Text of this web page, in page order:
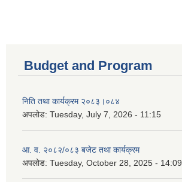
Budget and Program
निति तथा कार्यक्रम २०८३।०८४
अपलोड: Tuesday, July 7, 2026 - 11:15
आ. व. २०८२/०८३ बजेट तथा कार्यक्रम
अपलोड: Tuesday, October 28, 2025 - 14:09